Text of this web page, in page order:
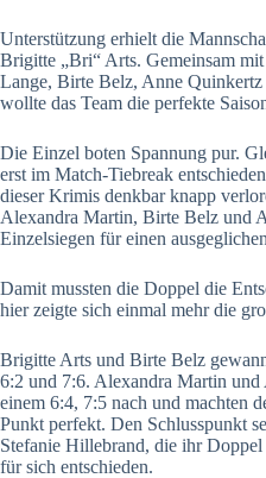
Unterstützung erhielt die
Brigitte „Bri“ Arts. Gemeinsam
Lange, Birte Belz, Anne
wollte das Team die perfekte
Die Einzel boten Spannung pur.
erst im Match-Tiebreak
dieser Krimis denkbar knapp
Alexandra Martin, Birte Belz und
Einzelsiegen für einen
Damit mussten die Doppel die
hier zeigte sich einmal mehr die
Brigitte Arts und Birte Belz
6:2 und 7:6. Alexandra Martin
einem 6:4, 7:5 nach und machten
Punkt perfekt. Den Schlusspunkt
Stefanie Hillebrand, die ihr
für sich entschieden.